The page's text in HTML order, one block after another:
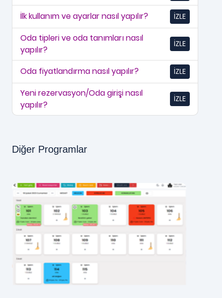
İlk kullanım ve ayarlar nasıl yapılır? İZLE
Oda tipleri ve oda tanımları nasıl
yapılır?
İZLE
Oda fiyatlandırma nasıl yapılır? İZLE
Yeni rezervasyon/Oda girişi nasıl
yapılır?
İZLE
Diğer Programlar